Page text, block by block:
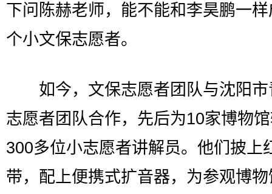
下问陈赫老师，能不能和李昊鹏一
个小文保志愿者。
如今，文保志愿者团队与沈阳市
志愿者团队合作，先后为10家博物
300多位小志愿者讲解员。他们披上
带，配上便携式扩音器，为参观博